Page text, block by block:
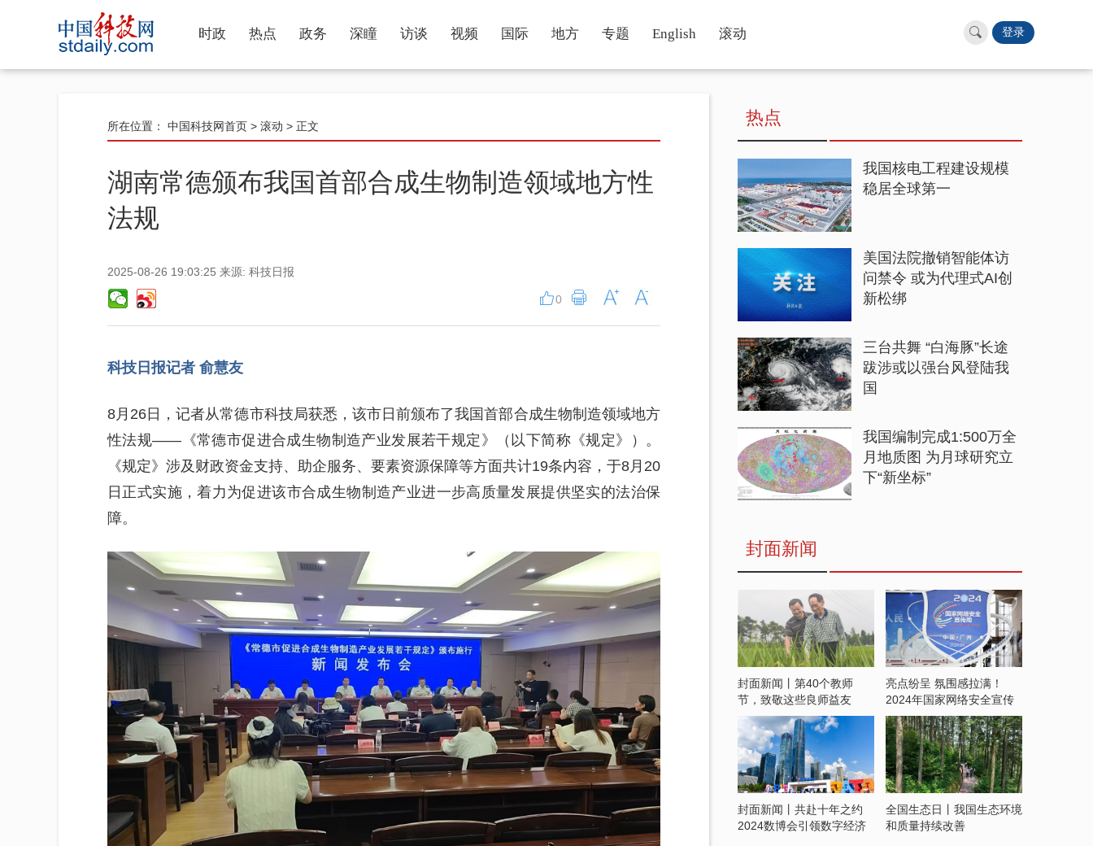
时政 热点 政务 深瞳 访谈 视频 国际 地方 专题 English 滚动 登录
所在位置： 中国科技网首页 > 滚动 > 正文
湖南常德颁布我国首部合成生物制造领域地方性
法规
2025-08-26 19:03:25 来源: 科技日报
0
科技日报记者 俞慧友
8月26日，记者从常德市科技局获悉，该市日前颁布了我国首部合成生物制造领域地方
性法规——《常德市促进合成生物制造产业发展若干规定》（以下简称《规定》）。
《规定》涉及财政资金支持、助企服务、要素资源保障等方面共计19条内容，于8月20
日正式实施，着力为促进该市合成生物制造产业进一步高质量发展提供坚实的法治保
障。
热点
我国核电工程建设规模
稳居全球第一
美国法院撤销智能体访
问禁令 或为代理式AI创
新松绑
三台共舞 “白海豚”长途
跋涉或以强台风登陆我
国
我国编制完成1:500万全
月地质图 为月球研究立
下“新坐标”
封面新闻
封面新闻丨第40个教师
节，致敬这些良师益友
亮点纷呈 氛围感拉满！
2024年国家网络安全宣传
周开启
封面新闻丨共赴十年之约
2024数博会引领数字经济
全国生态日丨我国生态环境
和质量持续改善